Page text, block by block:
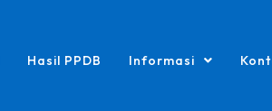
Hasil PPDB Informasi